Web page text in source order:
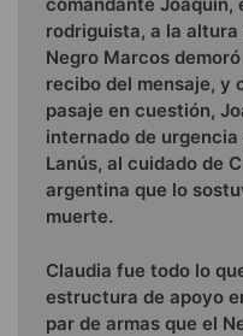
rodriguista, a la altura
Negro Marcos
recibo del mensaje, y
pasaje en cuestión,
internado de
Lanús, al cuidado de
argentina que lo
muerte.
Claudia fue todo lo
estructu­ra de apoyo
par de armas que el